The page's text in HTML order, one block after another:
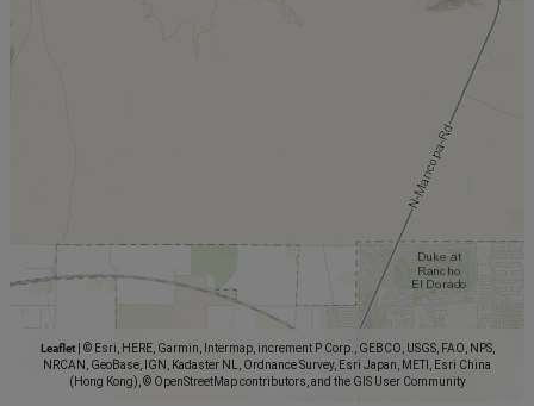
Leaflet
© Esri, HERE, Garmin, Intermap, increment P Corp., GEBCO, USGS, FAO, NPS,
NRCAN, GeoBase, IGN, Kadaster NL, Ordnance Survey, Esri Japan, METI, Esri China
(Hong Kong), © OpenStreetMap contributors, and the GIS User Community